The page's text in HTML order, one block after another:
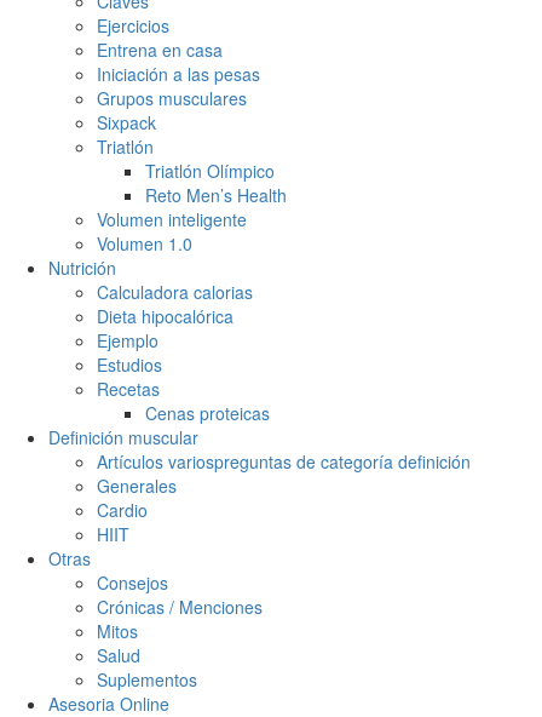
Ejercicios
Entrena en casa
Iniciación a las pesas
Grupos musculares
Sixpack
Triatlón
Triatlón Olímpico
Reto Men’s Health
Volumen inteligente
Volumen 1.0
Nutrición
Calculadora calorias
Dieta hipocalórica
Ejemplo
Estudios
Recetas
Cenas proteicas
Definición muscular
Artículos variospreguntas de categoría definición
Generales
Cardio
HIIT
Otras
Consejos
Crónicas / Menciones
Mitos
Salud
Suplementos
Asesoria Online